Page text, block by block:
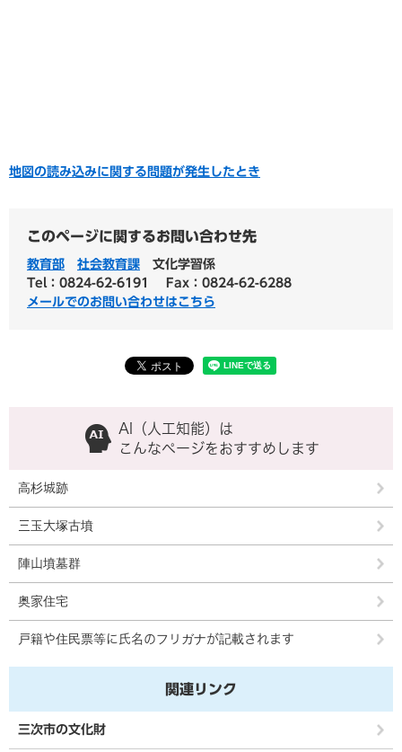
地図の読み込みに関する問題が発生したとき
このページに関するお問い合わせ先
教育部 社会教育課
文化学習係
Tel：0824-62-6191
Fax：0824-62-6288
メールでのお問い合わせはこちら
AI（人工知能）は
こんなページをおすすめします
高杉城跡
三玉大塚古墳
陣山墳墓群
奥家住宅
戸籍や住民票等に氏名のフリガナが記載されます
関連リンク
三次市の文化財